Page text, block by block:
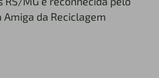
da Reciclagem